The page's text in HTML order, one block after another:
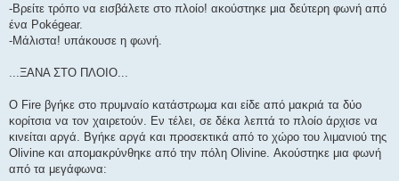
-Βρείτε τρόπο να εισβάλετε στο πλοίο! ακούστηκε μια δεύτερη φωνή από
ένα Pokégear.
-Μάλιστα! υπάκουσε η φωνή.
...ΞΑΝΑ ΣΤΟ ΠΛΟΙΟ...
Ο Fire βγήκε στο πρυμναίο κατάστρωμα και είδε από μακριά τα δύο
κορίτσια να τον χαιρετούν. Εν τέλει, σε δέκα λεπτά το πλοίο άρχισε να
κινείται αργά. Βγήκε αργά και προσεκτικά από το χώρο του λιμανιού της
Olivine και απομακρύνθηκε από την πόλη Olivine. Ακούστηκε μια φωνή
από τα μεγάφωνα: